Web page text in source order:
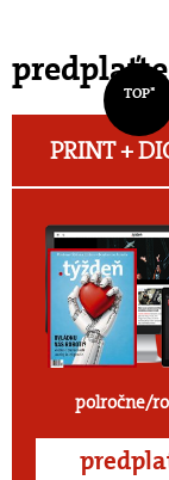
TOP*
PRINT +
polročne/